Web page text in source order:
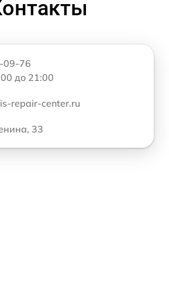
09-76
до 21:00
repair-center.ru
33